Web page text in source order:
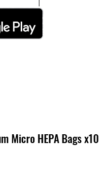
Micro HEPA Bags x10